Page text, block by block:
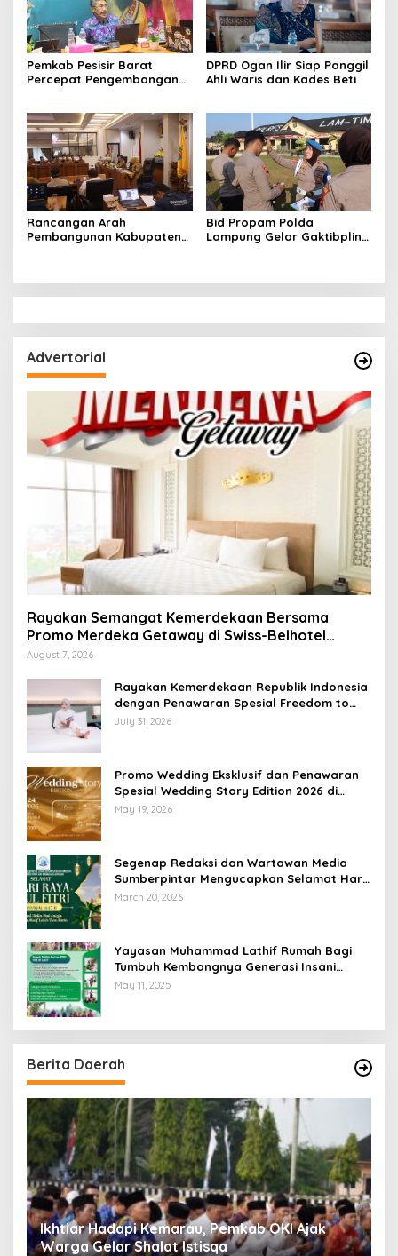
Pemkab Pesisir Barat
Percepat Pengembangan
DPRD Ogan Ilir Siap Panggil
Ahli Waris dan Kades Beti
Rancangan Arah
Pembangunan Kabupaten
Bid Propam Polda
Lampung Gelar Gaktibplin
Advertorial
Rayakan Semangat Kemerdekaan Bersama
Promo Merdeka Getaway di Swiss-Belhotel
Lampung
August 7, 2026
Rayakan Kemerdekaan Republik Indonesia
dengan Penawaran Spesial Freedom to
Relax di Holiday Inn Lampung Bukit Randu
July 31, 2026
Promo Wedding Eksklusif dan Penawaran
Spesial Wedding Story Edition 2026 di
Swiss-Belhotel Lampung
May 19, 2026
Segenap Redaksi dan Wartawan Media
Sumberpintar Mengucapkan Selamat Hari
Raya Idul Fitri 1447 Hijriyah / 2026 M
March 20, 2026
Yayasan Muhammad Lathif Rumah Bagi
Tumbuh Kembangnya Generasi Insani
Cerdas dan Berkarakter
May 11, 2025
Berita Daerah
Ikhtiar Hadapi Kemarau, Pemkab OKI Ajak
Warga Gelar Shalat Istisqa